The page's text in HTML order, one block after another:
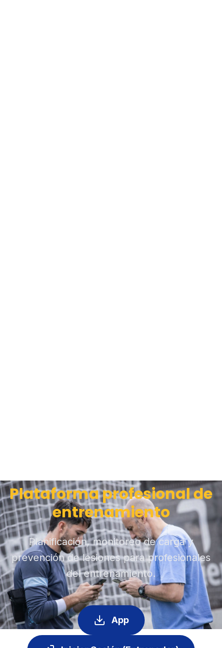
Plataforma profesional de
entrenamiento
Planificación, monitoreo de carga y
prevención de lesiones para profesionales
del entrenamiento.
App